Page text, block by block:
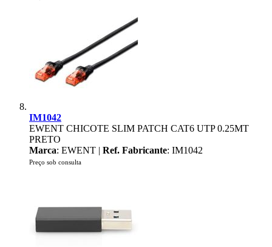
IM1042
EWENT CHICOTE SLIM PATCH CAT6 UTP 0.25MT
PRETO
Marca: EWENT | Ref. Fabricante: IM1042
Preço sob consulta